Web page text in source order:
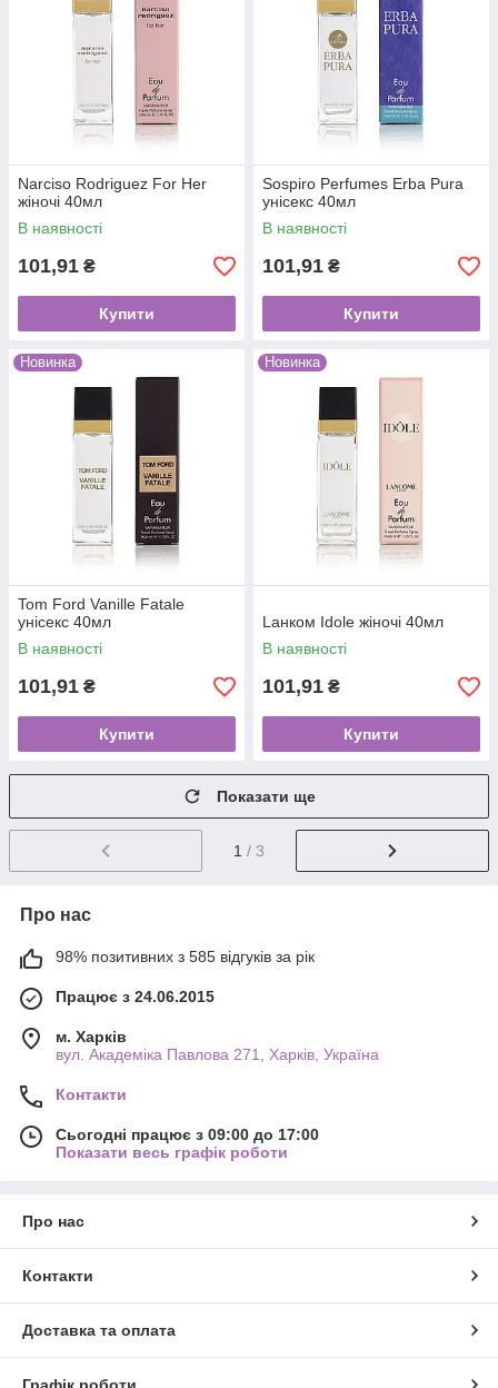
Narciso Rodriguez For Her
жіночі 40мл
В наявності
101,91 ₴
Купити
Sospiro Perfumes Erba Pura
унісекс 40мл
В наявності
101,91 ₴
Купити
Новинка
Tom Ford Vanille Fatale
унісекс 40мл
В наявності
101,91 ₴
Купити
Новинка
Lанком Idole жіночі 40мл
В наявності
101,91 ₴
Купити
Показати ще
1 / 3
Про нас
98% позитивних з 585 відгуків за рік
Працює з 24.06.2015
м. Харків
вул. Академіка Павлова 271, Харків, Україна
Контакти
Сьогодні працює з 09:00 до 17:00
Показати весь графік роботи
Про нас
Контакти
Доставка та оплата